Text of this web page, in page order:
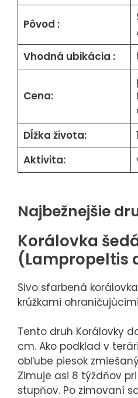
Pôvod :
Vhodná ubikácia :
Cena:
Dĺžka života:
Aktivita:
Najbežnejšie
Korálovka
(Lampropeltis
Sivo sfarbená
krúžkami
Tento druh Korálovky
cm. Ako podklad v
obľube piesok
Zimuje asi 8 týždňov
stupňov. Po zimovaní